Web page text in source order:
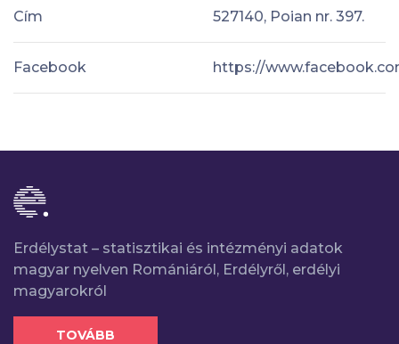
Cím 527140, Poian nr. 397.
Facebook https://
Erdélystat – statisztikai és intézményi adatok
magyar nyelven Romániáról, Erdélyről, erdélyi
magyarokról
TOVÁBB